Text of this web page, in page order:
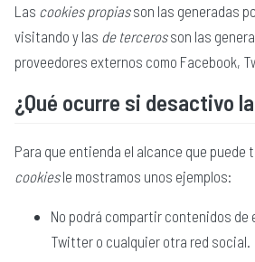
Las cookies propiasson las generadas
visitando y las de tercerosson las
proveedores externos como Facebook,
¿Qué ocurre si desactivo
Para que entienda el alcance que puede
cookiesle mostramos unos ejemplos:
No podrá compartir contenidos de
Twitter o cualquier otra red social.